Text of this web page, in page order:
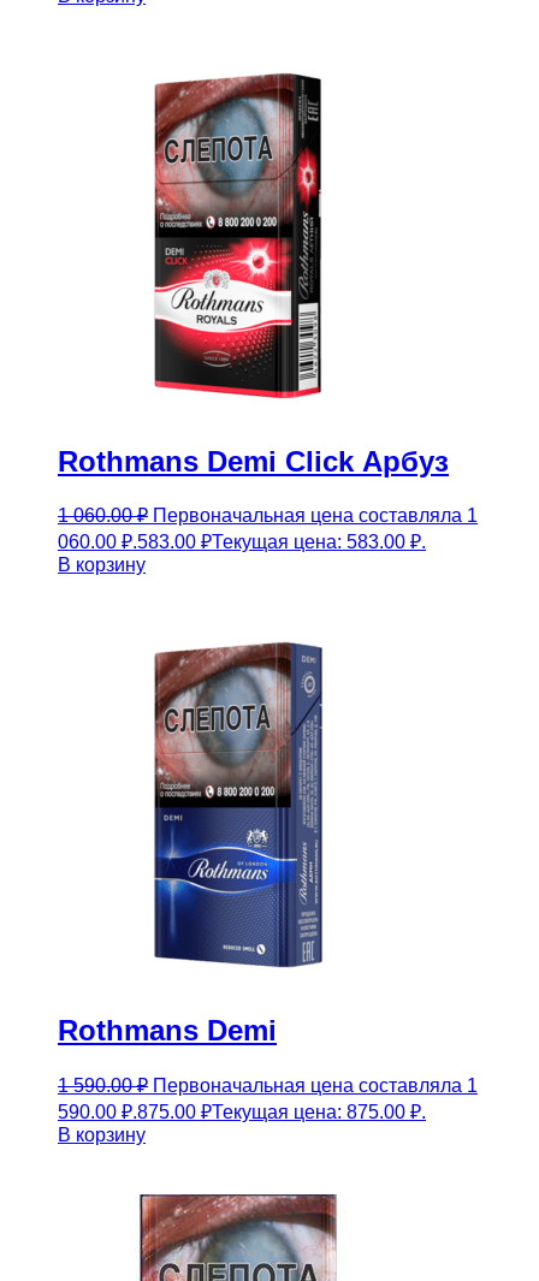
Rothmans Demi Click Арбуз
1 060.00₽ Первоначальная цена составляла 1
060.00 ₽.583.00 ₽Текущая цена: 583.00 ₽.
В корзину
Rothmans Demi
1 590.00₽ Первоначальная цена составляла 1
590.00 ₽.875.00 ₽Текущая цена: 875.00 ₽.
В корзину